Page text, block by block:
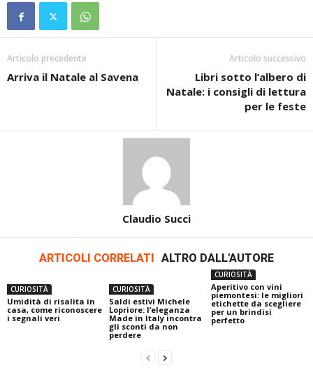
Articolo precedente
Arriva il Natale al Savena
Articolo successivo
Libri sotto l’albero di
Natale: i consigli di lettura
per le feste
Claudio Succi
ARTICOLI CORRELATI ALTRO DALL'AUTORE
CURIOSITÀ
Umidità di risalita in
casa, come riconoscere
i segnali veri
CURIOSITÀ
Saldi estivi Michele
Lopriore: l’eleganza
Made in Italy incontra
gli sconti da non
perdere
CURIOSITÀ
Aperitivo con vini
piemontesi: le migliori
etichette da scegliere
per un brindisi
perfetto